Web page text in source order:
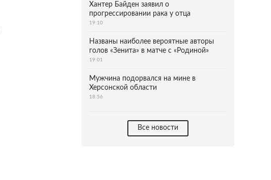
Хантер Байден заявил о
прогрессировании рака у отца
19:10
Названы наиболее вероятные авторы
голов «Зенита» в матче с «Родиной»
19:01
Мужчина подорвался на мине в
Херсонской области
18:56
Все новости